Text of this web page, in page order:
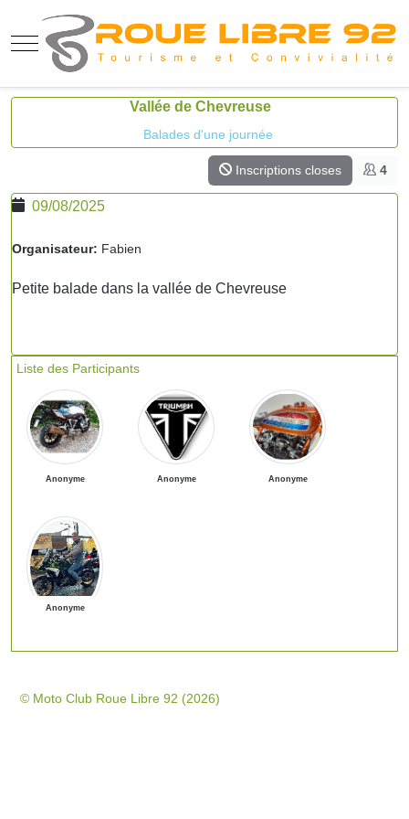
Mobile Menu Toggle
Vallée de Chevreuse
Balades d'une journée
Inscriptions closes 4
09/08/2025
Organisateur: Fabien
Petite balade dans la vallée de Chevreuse
Liste des Participants
Anonyme Anonyme Anonyme
Anonyme
© Moto Club Roue Libre 92 (2026)